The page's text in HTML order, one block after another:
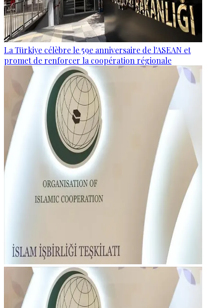
La Türkiye célèbre le 59e anniversaire de l'ASEAN et
promet de renforcer la coopération régionale